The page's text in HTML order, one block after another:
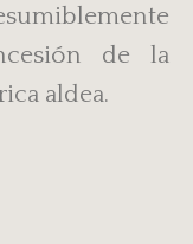
de la
aldea.